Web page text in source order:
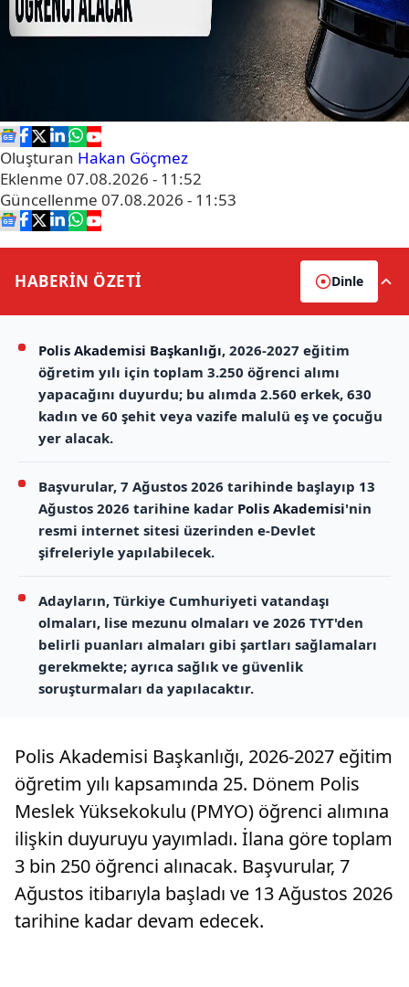
Oluşturan Hakan Göçmez
Eklenme 07.08.2026 - 11:52
Güncellenme 07.08.2026 - 11:53
HABERİN ÖZETİ Dinle
Polis Akademisi Başkanlığı, 2026-2027 eğitim
öğretim yılı için toplam 3.250 öğrenci alımı
yapacağını duyurdu; bu alımda 2.560 erkek, 630
kadın ve 60 şehit veya vazife malulü eş ve çocuğu
yer alacak.
Başvurular, 7 Ağustos 2026 tarihinde başlayıp 13
Ağustos 2026 tarihine kadar Polis Akademisi'nin
resmi internet sitesi üzerinden e-Devlet
şifreleriyle yapılabilecek.
Adayların, Türkiye Cumhuriyeti vatandaşı
olmaları, lise mezunu olmaları ve 2026 TYT'den
belirli puanları almaları gibi şartları sağlamaları
gerekmekte; ayrıca sağlık ve güvenlik
soruşturmaları da yapılacaktır.
Polis Akademisi Başkanlığı, 2026-2027 eğitim
öğretim yılı kapsamında 25. Dönem Polis
Meslek Yüksekokulu (PMYO) öğrenci alımına
ilişkin duyuruyu yayımladı. İlana göre toplam
3 bin 250 öğrenci alınacak. Başvurular, 7
Ağustos itibarıyla başladı ve 13 Ağustos 2026
tarihine kadar devam edecek.